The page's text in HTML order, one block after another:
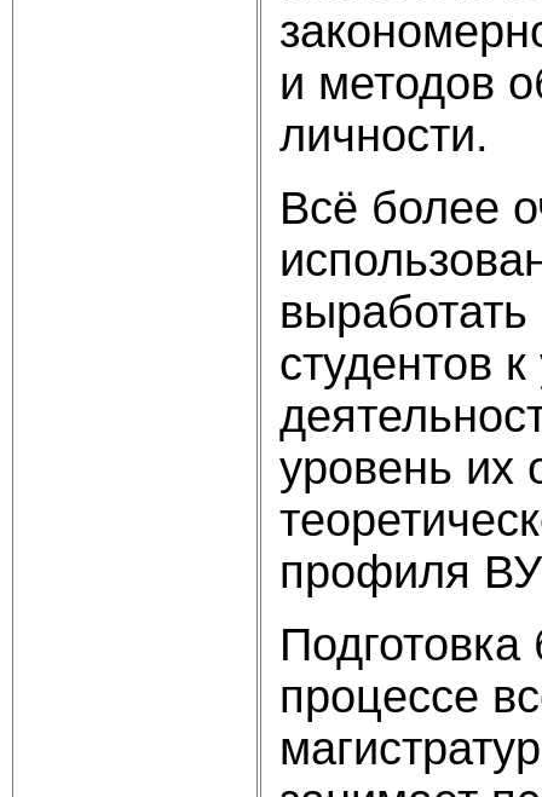
и методов
личности.
Всё более
студентов
уровень их
профиля
процессе